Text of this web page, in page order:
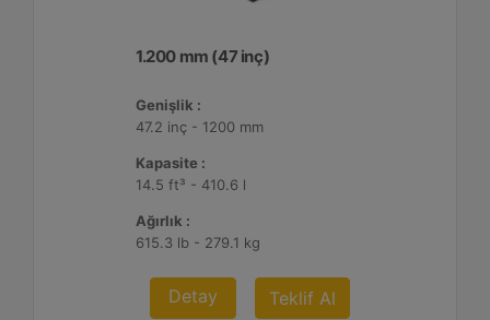
1.200 mm (47 inç)
Genişlik :
47.2 inç - 1200 mm
Kapasite :
14.5 ft³ - 410.6 l
Ağırlık :
615.3 lb - 279.1 kg
Detay Teklif Al